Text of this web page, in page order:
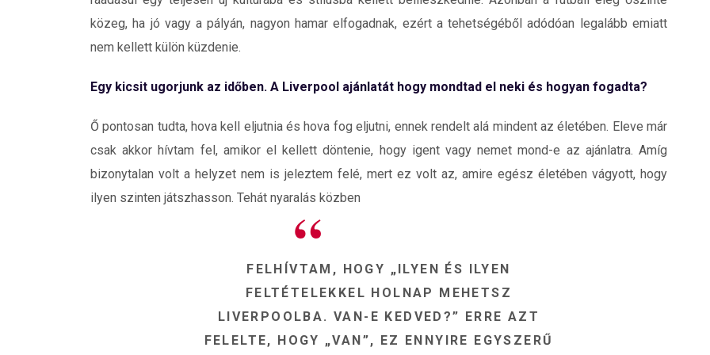
közeg, ha jó vagy a pályán, nagyon hamar elfogadnak, ezért a tehetségéből adódóan legalább emiatt
nem kellett külön küzdenie.
Egy kicsit ugorjunk az időben. A Liverpool ajánlatát hogy mondtad el neki és hogyan fogadta?
Ő pontosan tudta, hova kell eljutnia és hova fog eljutni, ennek rendelt alá mindent az életében. Eleve már
csak akkor hívtam fel, amikor el kellett döntenie, hogy igent vagy nemet mond-e az ajánlatra. Amíg
bizonytalan volt a helyzet nem is jeleztem felé, mert ez volt az, amire egész életében vágyott, hogy
ilyen szinten játszhasson. Tehát nyaralás közben
FELHÍVTAM, HOGY „ILYEN ÉS ILYEN
FELTÉTELEKKEL HOLNAP MEHETSZ
LIVERPOOLBA. VAN-E KEDVED?” ERRE AZT
FELELTE, HOGY „VAN”, EZ ENNYIRE EGYSZERŰ